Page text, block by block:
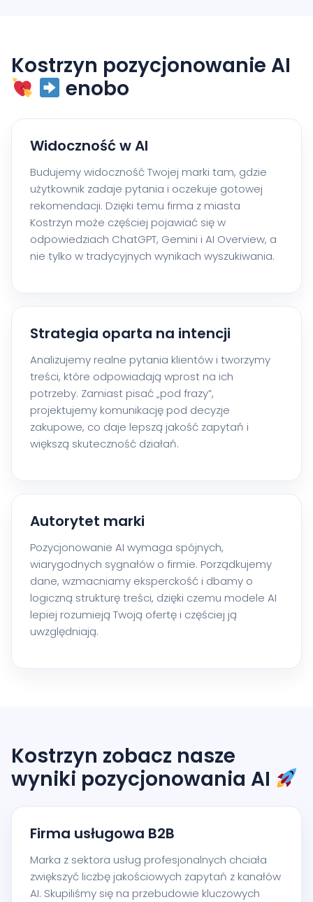
Kostrzyn pozycjonowanie AI
enobo
Widoczność w AI
Budujemy widoczność Twojej marki tam, gdzie
użytkownik zadaje pytania i oczekuje gotowej
rekomendacji. Dzięki temu firma z miasta
Kostrzyn może częściej pojawiać się w
odpowiedziach ChatGPT, Gemini i AI Overview, a
nie tylko w tradycyjnych wynikach wyszukiwania.
Strategia oparta na intencji
Analizujemy realne pytania klientów i tworzymy
treści, które odpowiadają wprost na ich
potrzeby. Zamiast pisać „pod frazy”,
projektujemy komunikację pod decyzje
zakupowe, co daje lepszą jakość zapytań i
większą skuteczność działań.
Autorytet marki
Pozycjonowanie AI wymaga spójnych,
wiarygodnych sygnałów o firmie. Porządkujemy
dane, wzmacniamy eksperckość i dbamy o
logiczną strukturę treści, dzięki czemu modele AI
lepiej rozumieją Twoją ofertę i częściej ją
uwzględniają.
Kostrzyn zobacz nasze
wyniki pozycjonowania AI
Firma usługowa B2B
Marka z sektora usług profesjonalnych chciała
zwiększyć liczbę jakościowych zapytań z kanałów
AI. Skupiliśmy się na przebudowie kluczowych